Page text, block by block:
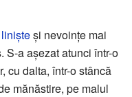
linișteși nevoințe mai
S-a așezat atunci într-o
cu dalta, într-o stâncă
mănăstire, pe malul